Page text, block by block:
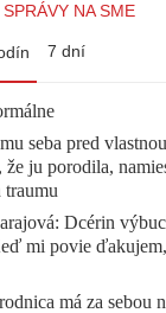
NA SME
7 dní
seba pred
ju porodila,
traumu
Dcérin
mi povie
má za sebou